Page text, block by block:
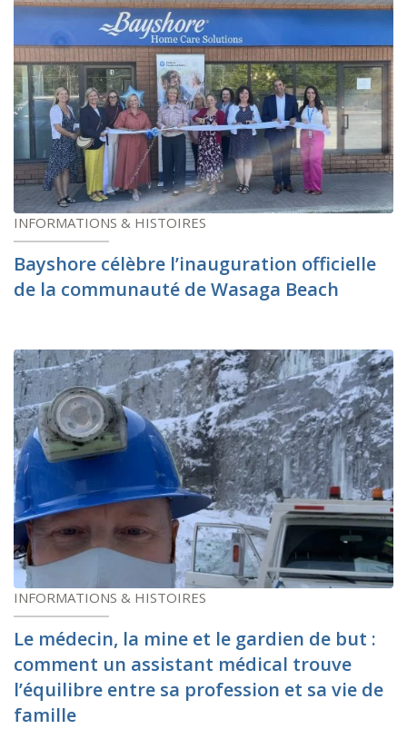
INFORMATIONS & HISTOIRES
Bayshore célèbre l’inauguration officielle
de la communauté de Wasaga Beach
INFORMATIONS & HISTOIRES
Le médecin, la mine et le gardien de but :
comment un assistant médical trouve
l’équilibre entre sa profession et sa vie de
famille